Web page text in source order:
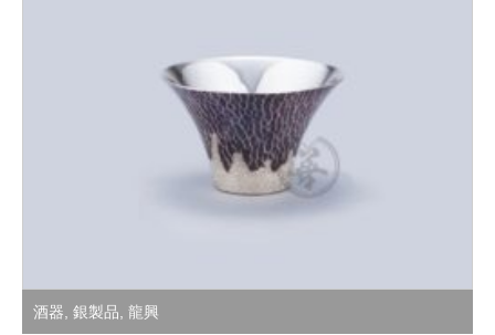
酒器 銀製品 龍興